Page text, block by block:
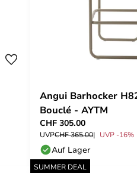
Angui Barhocker
Bouclé - AYTM
CHF 305.00
UVPCHF 365.00 UVP -16%
Auf Lager
SUMMER DEAL